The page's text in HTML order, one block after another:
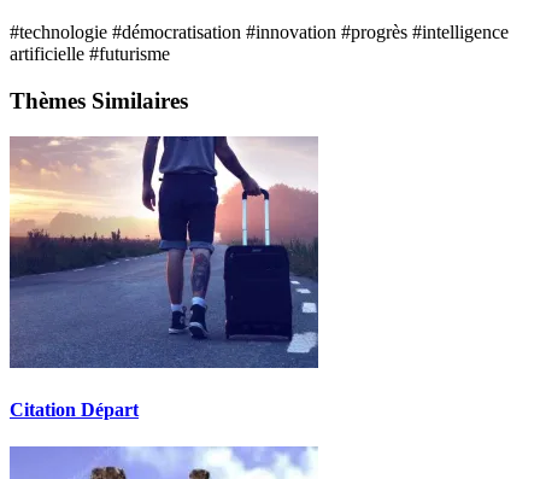
#technologie #démocratisation #innovation #progrès #intelligence
artificielle #futurisme
Thèmes Similaires
Citation Départ